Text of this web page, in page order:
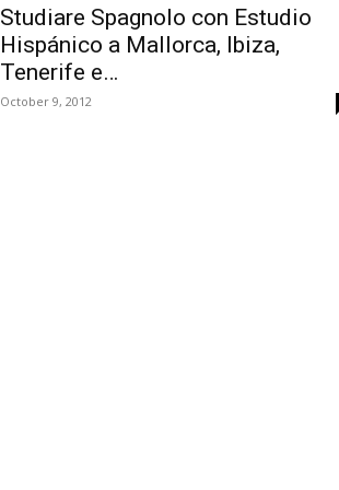
Studiare Spagnolo con Estudio
Hispánico a Mallorca, Ibiza,
Tenerife e…
October 9, 2012